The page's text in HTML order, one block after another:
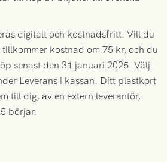
digitalt och kostnadsfritt. Vill du
kostnad om 75 kr, och du
senast den 31 januari 2025. Välj
Leverans i kassan. Ditt plastkort
till dig, av en extern leverantör,
börjar.